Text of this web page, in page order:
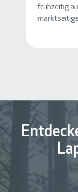
frühzeitig